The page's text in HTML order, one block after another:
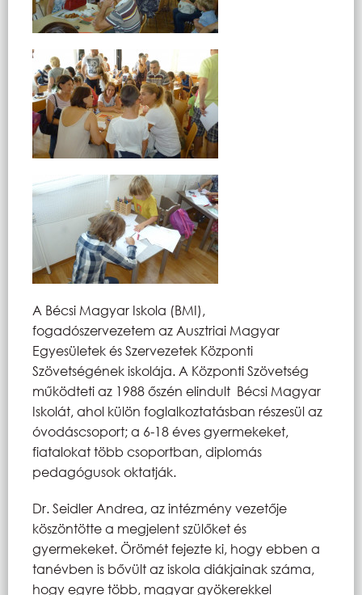
A Bécsi Magyar Iskola (BMI),
fogadószervezetem az Ausztriai Magyar
Egyesületek és Szervezetek Központi
Szövetségének iskolája. A Központi Szövetség
működteti az 1988 őszén elindult Bécsi Magyar
Iskolát, ahol külön foglalkoztatásban részesül az
óvodáscsoport; a 6-18 éves gyermekeket,
fiatalokat több csoportban, diplomás
pedagógusok oktatják.
Dr. Seidler Andrea, az intézmény vezetője
köszöntötte a megjelent szülőket és
gyermekeket. Örömét fejezte ki, hogy ebben a
tanévben is bővült az iskola diákjainak száma,
hogy egyre több, magyar gyökerekkel